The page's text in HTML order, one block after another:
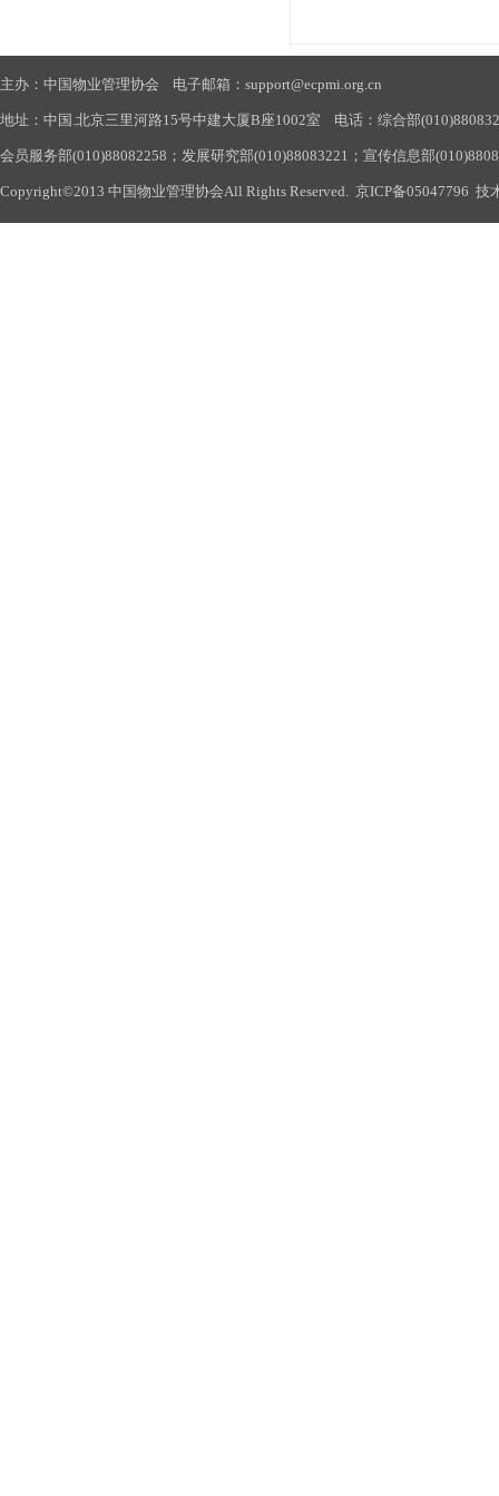
主办：中国物业管理协会 电子邮箱：support@ecpmi.org.cn
地址：中国.北京三里河路15号中建大厦B座1002室 电话：综合部
会员服务部(010)88082258；发展研究部(010)88083221；宣传信息部
Copyright©2013 中国物业管理协会All Rights Reserved. 京ICP备05047796 技